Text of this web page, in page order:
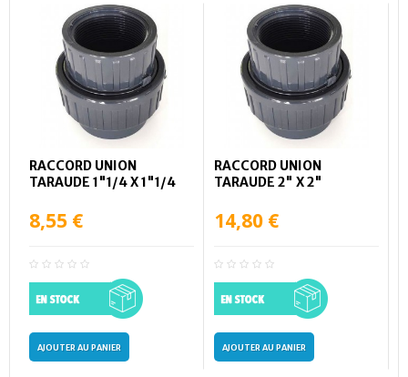
RACCORD UNION
TARAUDE 1"1/4 X 1"1/4
8,55 €
AJOUTER AU PANIER
RACCORD UNION
TARAUDE 2" X 2"
14,80 €
AJOUTER AU PANIER